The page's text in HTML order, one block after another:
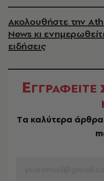
Ακολουθήστε την
News κι
ειδήσεις
ΕΓΓΡΑΦΕΙΤΕ
Tα καλύτερα άρθρα